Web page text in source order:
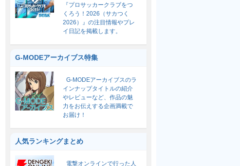
『プロサッカークラブをつ
くろう！2026（サカつく
2026）』の注目情報やプレ
イ日記を掲載します。
G-MODEアーカイブス特集
G-MODEアーカイブスのラ
インナップタイトルの紹介
やレビューなど、作品の魅
力をお伝えする企画満載で
お届け！
人気ランキングまとめ
電撃オンラインで行った人